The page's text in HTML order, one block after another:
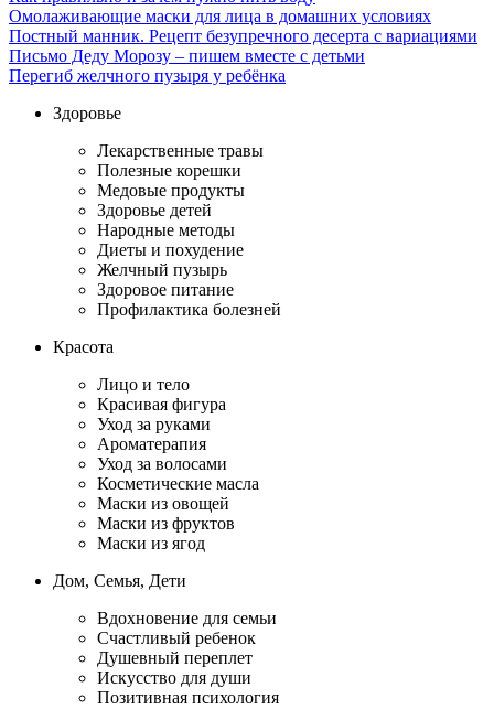
Омолаживающие маски для лица в домашних условиях
Постный манник. Рецепт безупречного десерта с вариациями
Письмо Деду Морозу – пишем вместе с детьми
Перегиб желчного пузыря у ребёнка
Здоровье
Лекарственные травы
Полезные корешки
Медовые продукты
Здоровье детей
Народные методы
Диеты и похудение
Желчный пузырь
Здоровое питание
Профилактика болезней
Красота
Лицо и тело
Красивая фигура
Уход за руками
Ароматерапия
Уход за волосами
Косметические масла
Маски из овощей
Маски из фруктов
Маски из ягод
Дом, Семья, Дети
Вдохновение для семьи
Счастливый ребенок
Душевный переплет
Искусство для души
Позитивная психология